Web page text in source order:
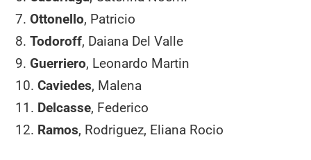
7.Ottonello, Patricio
8.Todoroff, Daiana Del Valle
9. Guerriero, Leonardo Martin
10.Caviedes, Malena
11. Delcasse, Federico
12. Ramos, Rodriguez, Eliana Rocio